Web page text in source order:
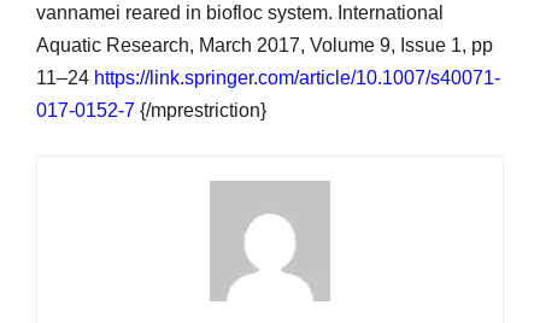
vannamei reared in biofloc system. International
Aquatic Research, March 2017, Volume 9, Issue 1, pp
11–24 https://link.springer.com/article/10.1007/s40071-
017-0152-7 {/mprestriction}